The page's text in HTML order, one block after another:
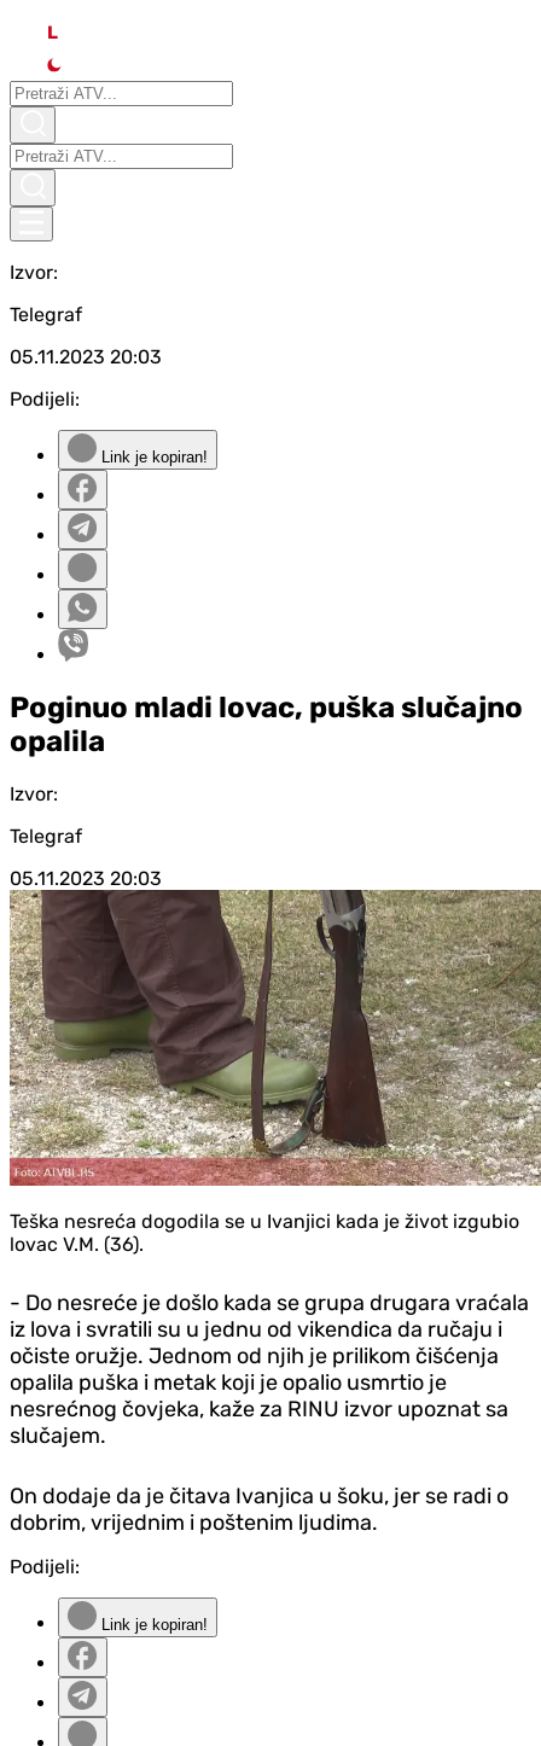
L
Izvor:
Telegraf
05.11.2023 20:03
Podijeli:
Link je kopiran!
Poginuo mladi lovac, puška slučajno
opalila
Izvor:
Telegraf
05.11.2023 20:03
Teška nesreća dogodila se u Ivanjici kada je život izgubio
lovac V.M. (36).
- Do nesreće je došlo kada se grupa drugara vraćala
iz lova i svratili su u jednu od vikendica da ručaju i
očiste oružje. Jednom od njih je prilikom čišćenja
opalila puška i metak koji je opalio usmrtio je
nesrećnog čovjeka, kaže za RINU izvor upoznat sa
slučajem.
On dodaje da je čitava Ivanjica u šoku, jer se radi o
dobrim, vrijednim i poštenim ljudima.
Podijeli:
Link je kopiran!